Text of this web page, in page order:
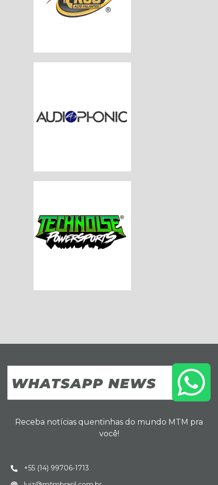
Receba notícias quentinhas do mundo MTM pra
você!
+55 (14) 99706-1713